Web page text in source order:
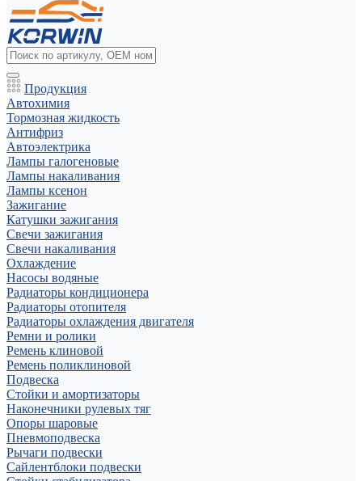
Продукция
Автохимия
Тормозная жидкость
Антифриз
Автоэлектрика
Лампы галогеновые
Лампы накаливания
Лампы ксенон
Зажигание
Катушки зажигания
Свечи зажигания
Свечи накаливания
Охлаждение
Насосы водяные
Радиаторы кондиционера
Радиаторы отопителя
Радиаторы охлаждения двигателя
Ремни и ролики
Ремень клиновой
Ремень поликлиновой
Подвеска
Стойки и амортизаторы
Наконечники рулевых тяг
Опоры шаровые
Пневмоподвеска
Рычаги подвески
Сайлентблоки подвески